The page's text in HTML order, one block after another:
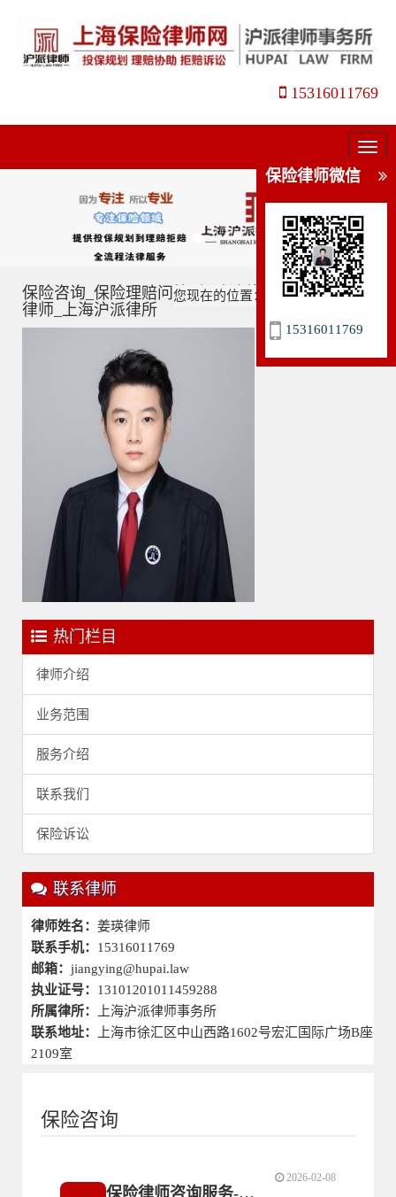
15316011769
菜
单
保险咨询_保险理赔问答_保险法律问题解答_姜瑛
律师_上海沪派律所
您现在的位置： 主页>保险咨询>
热门栏目
律师介绍
业务范围
服务介绍
联系我们
保险诉讼
联系律师
律师姓名： 姜瑛律师
联系手机： 15316011769
邮箱： jiangying@hupai.law
执业证号： 13101201011459288
所属律所：
上海沪派律师事务所
联系地址：
上海市徐汇区中山西路1602号宏汇国际广场B座
2109室
保险咨询
保险律师咨询服务-协助解决保险纠纷
2026-02-08
保险律师微信
15316011769